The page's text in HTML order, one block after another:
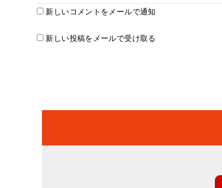
新しいコメントをメールで通知
新しい投稿をメールで受け取る